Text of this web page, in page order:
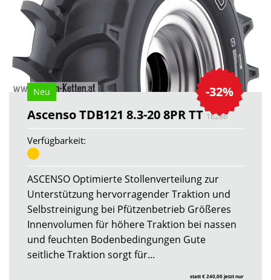
-32%
Neu
Ascenso TDB121 8.3-20 8PR TT16286
Verfügbarkeit:
ASCENSO Optimierte Stollenverteilung zur
Unterstützung hervorragender Traktion und
Selbstreinigung bei Pfützenbetrieb Größeres
Innenvolumen für höhere Traktion bei nassen
und feuchten Bodenbedingungen Gute
seitliche Traktion sorgt für...
statt € 240,00 jetzt nur